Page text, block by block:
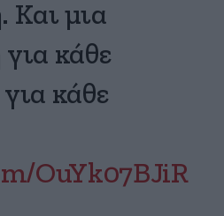
Και μια
κάθε
κάθε
OuYk07BJiR